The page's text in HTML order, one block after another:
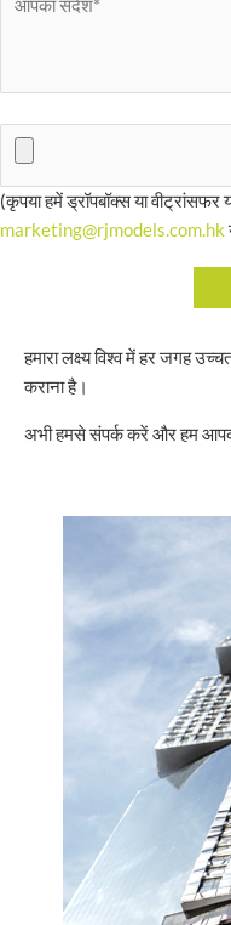
(कृपया हमें ड्रॉपबॉक्स या वीट्रांसफर
marketing@rjmodels.com.hk
हमारा लक्ष्य विश्व में हर जगह
कराना है।
अभी हमसे संपर्क करें और हम